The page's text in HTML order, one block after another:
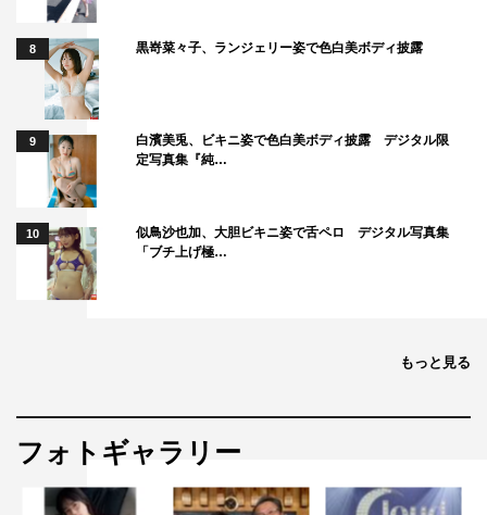
8 黒嵜菜々子、ランジェリー姿で色白美ボディ披露
9
白濱美兎、ビキニ姿で色白美ボディ披露 デジタル限
定写真集『純…
10
似鳥沙也加、大胆ビキニ姿で舌ペロ デジタル写真集
「ブチ上げ極…
もっと見る
フォトギャラリー